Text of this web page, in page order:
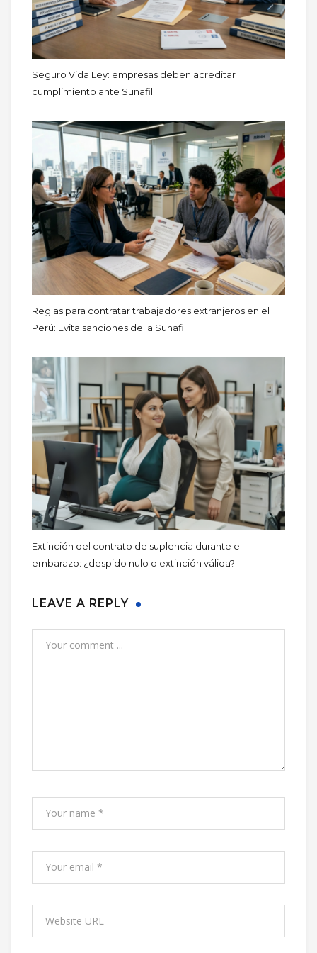
Seguro Vida Ley: empresas deben acreditar
cumplimiento ante Sunafil
Reglas para contratar trabajadores extranjeros en el
Perú: Evita sanciones de la Sunafil
Extinción del contrato de suplencia durante el
embarazo: ¿despido nulo o extinción válida?
LEAVE A REPLY